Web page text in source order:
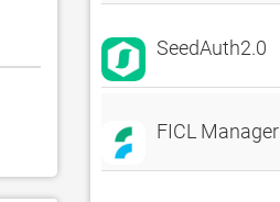
SeedAuth2.0
FICL Manager